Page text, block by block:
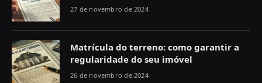
27 de novembro de 2024
Matrícula do terreno: como garantir a
regularidade do seu imóvel
26 de novembro de 2024